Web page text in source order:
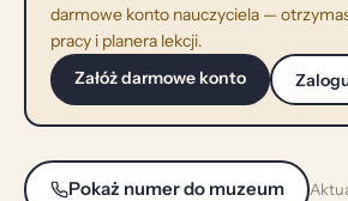
darmowe konto nauczyciela —
pracy i planera lekcji.
Załóż darmowe konto
Pokaż numer do muzeum